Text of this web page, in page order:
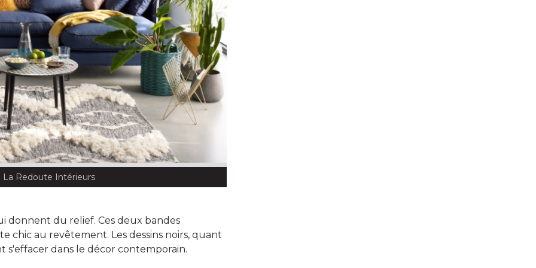
Redoute Intérieurs
donnent du relief. Ces deux bandes
chic au revêtement. Les dessins noirs, quant
s'effacer dans le décor contemporain.